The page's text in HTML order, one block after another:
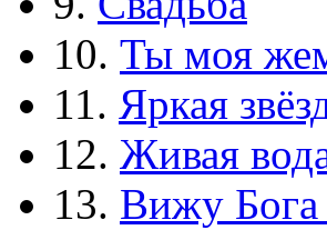
10. Ты моя
11. Яркая
12. Живая
13. Вижу